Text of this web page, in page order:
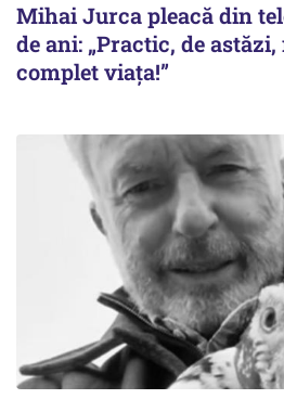
Mihai Jurca pleacă din
de ani: „Practic, de
complet viața!”